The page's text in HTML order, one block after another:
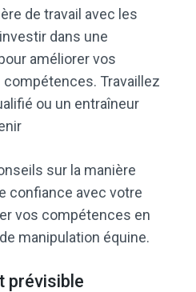
de travail avec les
dans une
améliorer vos
Travaillez
ou un entraîneur
sur la manière
confiance avec votre
vos compétences en
manipulation équine.
prévisible